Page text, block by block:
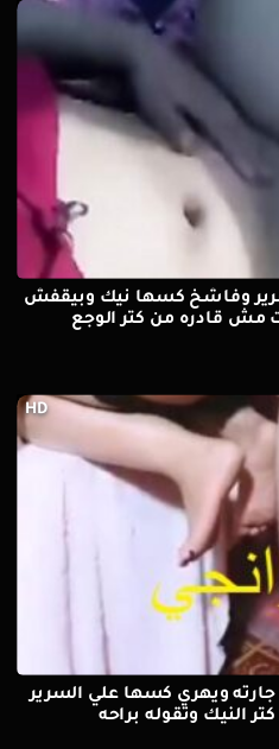
وفاشخ كسها نيك وبيقفش
مش قادره من كتر الوجع
HD
ويهري كسها علي السرير
النيك وتقوله براحه